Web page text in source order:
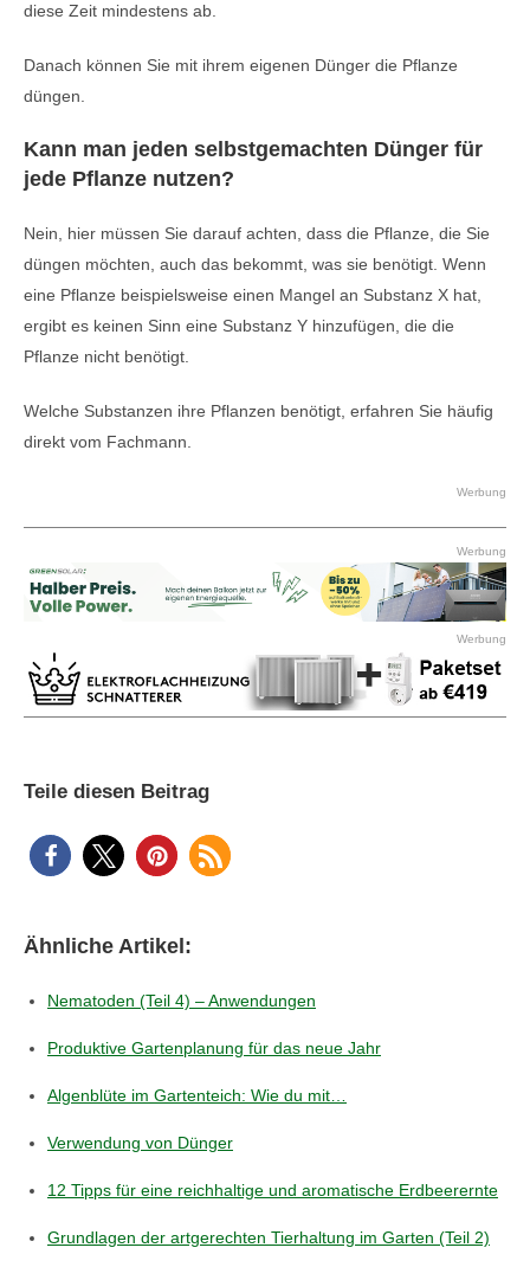
diese Zeit mindestens ab.
Danach können Sie mit ihrem eigenen Dünger die Pflanze
düngen.
Kann man jeden selbstgemachten Dünger für
jede Pflanze nutzen?
Nein, hier müssen Sie darauf achten, dass die Pflanze, die Sie
düngen möchten, auch das bekommt, was sie benötigt. Wenn
eine Pflanze beispielsweise einen Mangel an Substanz X hat,
ergibt es keinen Sinn eine Substanz Y hinzufügen, die die
Pflanze nicht benötigt.
Welche Substanzen ihre Pflanzen benötigt, erfahren Sie häufig
direkt vom Fachmann.
Werbung
Werbung
Werbung
Teile diesen Beitrag
Ähnliche Artikel:
Nematoden (Teil 4) – Anwendungen
Produktive Gartenplanung für das neue Jahr
Algenblüte im Gartenteich: Wie du mit…
Verwendung von Dünger
12 Tipps für eine reichhaltige und aromatische Erdbeerernte
Grundlagen der artgerechten Tierhaltung im Garten (Teil 2)